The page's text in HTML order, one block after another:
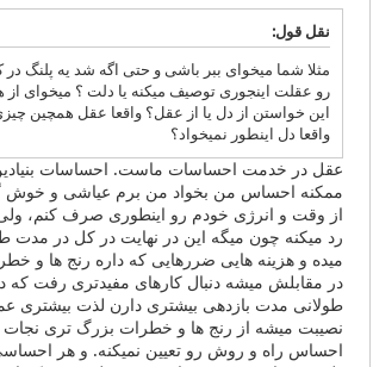
نقل قول:
مثلا شما میخوای ببر باشی و حتی اگه شد یه پلنگ در
رو عقلت اینجوری توصیف میکنه یا دلت ؟ میخوای از
این خواستن از دل یا از عقل؟ واقعا عقل همچین
واقعا دل اینطور نمیخواد؟
عقل در خدمت احساسات ماست. احساسات بنیادین
ممکنه احساس من بخواد من برم عیاشی و خوش
از وقت و انرژی خودم رو اینطوری صرف کنم،
رد میکنه چون میگه این در نهایت در کل در مدت
میده و هزینه هایی ضررهایی که داره رنج ها و
در مقابلش میشه دنبال کارهای مفیدتری رفت که
طولانی مدت بازدهی بیشتری دارن لذت بیشتری
نصیبت میشه از رنج ها و خطرات بزرگ تری نجات
احساس راه و روش رو تعیین نمیکنه. و هر